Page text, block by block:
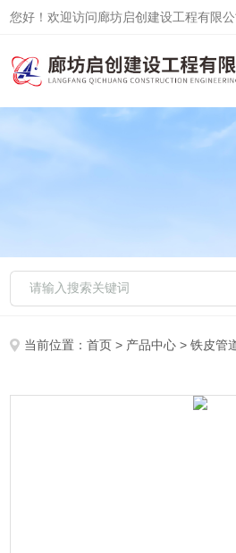
您好！欢迎访问廊坊启创建设工程有限公
当前位置：首页 > 产品中心 >铁皮管